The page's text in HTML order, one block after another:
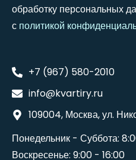
обработку персональных
с политикой
+7 (967) 580-2010
info@kvartiry.ru
109004, Москва, ул.
Понедельник - Суббота:
Воскресенье: 9:00 - 16:00